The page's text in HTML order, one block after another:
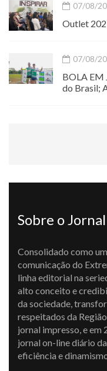
07/08/
Outlet
07/08/
BOLA EM
do Brasil;
Sobre o Jornal
Consolidado como
comunicação do
linha editorial na
alto conceito e
da sociedade,
respeitados da
jornal impresso, e
jornal on-line diário
eficiência e